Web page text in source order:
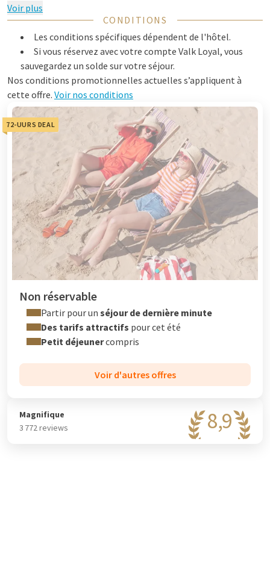
Voir plus
CONDITIONS
Les conditions spécifiques dépendent de l'hôtel.
Si vous réservez avec votre compte Valk Loyal, vous
sauvegardez un solde sur votre séjour.
Nos conditions promotionnelles actuelles s’appliquent à
cette offre. Voir nos conditions
72-UURS DEAL
Non réservable
Partir pour un séjour de dernière minute
Des tarifs attractifs pour cet été
Petit déjeunercompris
Voir d'autres offres
8,9
Magnifique
3 772 reviews